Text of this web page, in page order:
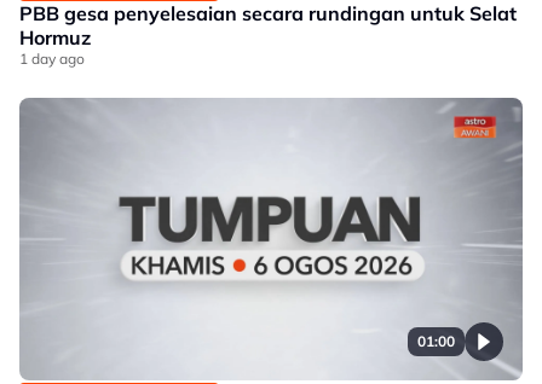
PBB gesa penyelesaian secara rundingan untuk Selat
Hormuz
1 day ago
01:00